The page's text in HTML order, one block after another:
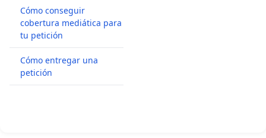
Cómo conseguir
cobertura mediática para
tu petición
Cómo entregar una
petición